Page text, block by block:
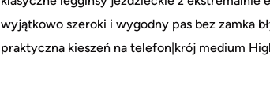
wyjątkowo szeroki i wygodny pas bez zamka
praktyczna kieszeń na telefon|krój medium